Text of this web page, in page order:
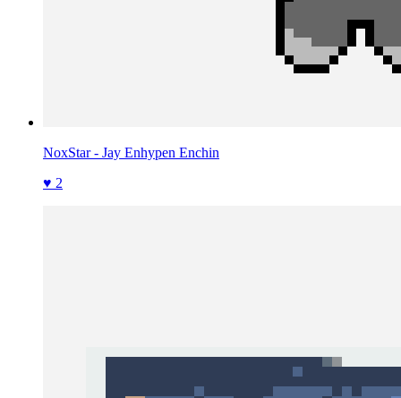
NoxStar - Jay Enhypen Enchin
♥ 2